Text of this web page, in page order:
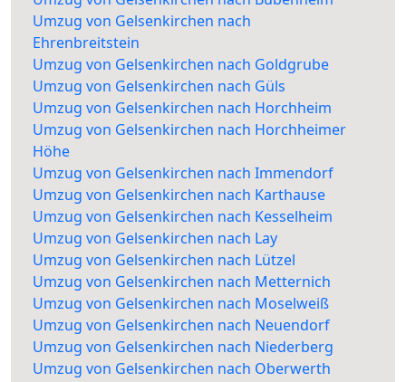
Umzug von Gelsenkirchen nach
Ehrenbreitstein
Umzug von Gelsenkirchen nach Goldgrube
Umzug von Gelsenkirchen nach Güls
Umzug von Gelsenkirchen nach Horchheim
Umzug von Gelsenkirchen nach Horchheimer
Höhe
Umzug von Gelsenkirchen nach Immendorf
Umzug von Gelsenkirchen nach Karthause
Umzug von Gelsenkirchen nach Kesselheim
Umzug von Gelsenkirchen nach Lay
Umzug von Gelsenkirchen nach Lützel
Umzug von Gelsenkirchen nach Metternich
Umzug von Gelsenkirchen nach Moselweiß
Umzug von Gelsenkirchen nach Neuendorf
Umzug von Gelsenkirchen nach Niederberg
Umzug von Gelsenkirchen nach Oberwerth